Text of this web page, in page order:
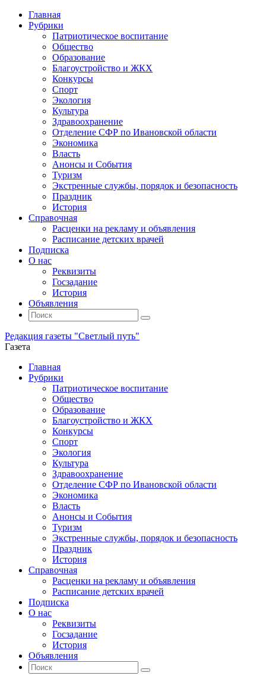
Главная
Рубрики
Патриотическое воспитание
Общество
Образование
Благоустройство и ЖКХ
Конкурсы
Спорт
Экология
Культура
Здравоохранение
Отделение СФР по Ивановской области
Экономика
Власть
Анонсы и События
Туризм
Экстренные службы, порядок и безопасность
Праздник
История
Справочная
Расценки на рекламу и объявления
Расписание детских врачей
Подписка
О нас
Реквизиты
Госзадание
История
Объявления
Поиск
Искать:
Поиск
Редакция газеты "Светлый путь"
Газета
Промотать
содержимому
Главная
Рубрики
Патриотическое воспитание
Общество
Образование
Благоустройство и ЖКХ
Конкурсы
Спорт
Экология
Культура
Здравоохранение
Отделение СФР по Ивановской области
Экономика
Власть
Анонсы и События
Туризм
Экстренные службы, порядок и безопасность
Праздник
История
Справочная
Расценки на рекламу и объявления
Расписание детских врачей
Подписка
О нас
Реквизиты
Госзадание
История
Объявления
Поиск
Искать:
Поиск